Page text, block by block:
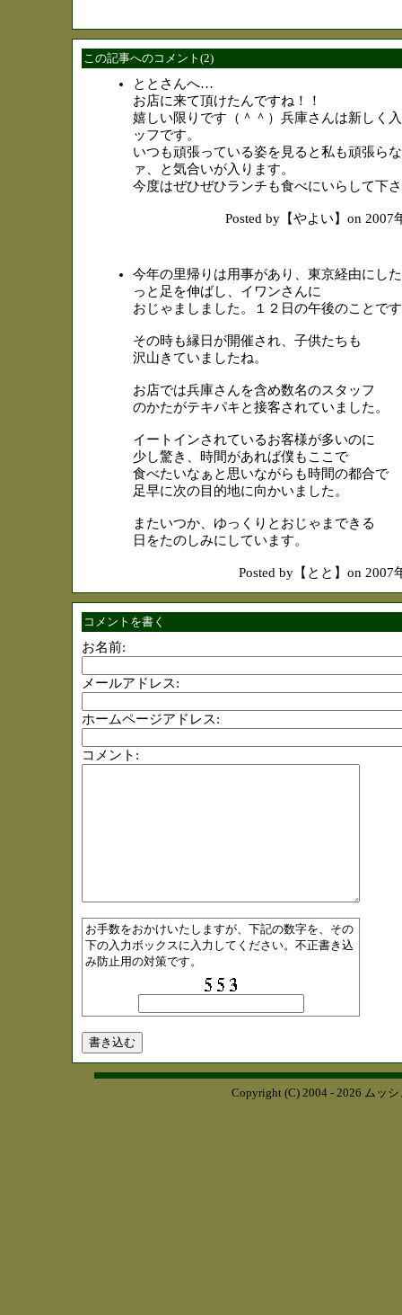
この記事へのコメント(2)
ととさんへ…
お店に来て頂けたんですね！！
嬉しい限りです（＾＾）兵庫さんは新しく
ッフです。
いつも頑張っている姿を見ると私も頑張ら
ァ、と気合いが入ります。
今度はぜひぜひランチも食べにいらして下
Posted by【やよい】on 2007
今年の里帰りは用事があり、東京経由にし
っと足を伸ばし、イワンさんに
おじゃましました。１２日の午後のことで
その時も縁日が開催され、子供たちも
沢山きていましたね。
お店では兵庫さんを含め数名のスタッフ
のかたがテキパキと接客されていました。
イートインされているお客様が多いのに
少し驚き、時間があれば僕もここで
食べたいなぁと思いながらも時間の都合で
足早に次の目的地に向かいました。
またいつか、ゆっくりとおじゃまできる
日をたのしみにしています。
Posted by【とと】on 2007
コメントを書く
お名前:
メールアドレス:
ホームページアドレス:
コメント:
お手数をおかけいたしますが、下記の数字を、その
下の入力ボックスに入力してください。不正書き込
み防止用の対策です。
Copyright (C) 2004 - 2026 ムッ